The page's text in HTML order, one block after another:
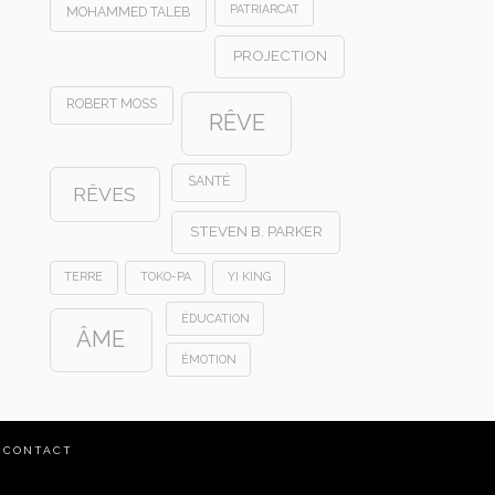
MOHAMMED TALEB PATRIARCAT
PROJECTION
ROBERT MOSS
RÊVE
RÊVES
SANTÉ
STEVEN B. PARKER
TERRE TOKO-PA YI KING
ÂME
ÉDUCATION
ÉMOTION
CONTACT